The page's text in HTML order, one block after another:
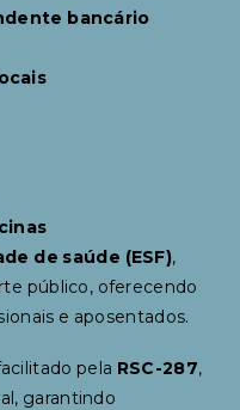
bancário
de saúde (ESF),
público, oferecendo
e aposentados.
pela RSC-287,
garantindo